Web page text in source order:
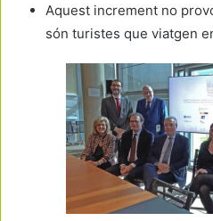
Aquest increment no
són turistes que viatgen